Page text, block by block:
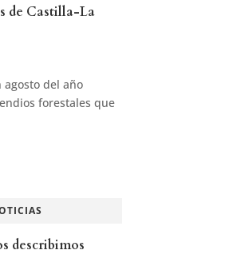
de Castilla-La
agosto del año
forestales que
describimos